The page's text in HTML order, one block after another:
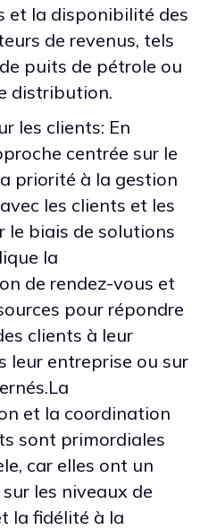
et la disponibilité des
de revenus, tels
puits de pétrole ou
distribution.
les clients: En
centrée sur le
priorité à la gestion
les clients et les
le biais de solutions
la
de rendez-vous et
pour répondre
clients à leur
leur entreprise ou sur
et la coordination
sont primordiales
car elles ont un
les niveaux de
la fidélité à la